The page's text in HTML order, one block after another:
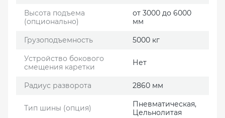
Высота подъема
(опционально)
от 3000 до 6000
мм
Грузоподъемность 5000 кг
Устройство бокового
смещения каретки
Нет
Радиус разворота 2860 мм
Тип шины (опция)
Пневматическая,
Цельнолитая